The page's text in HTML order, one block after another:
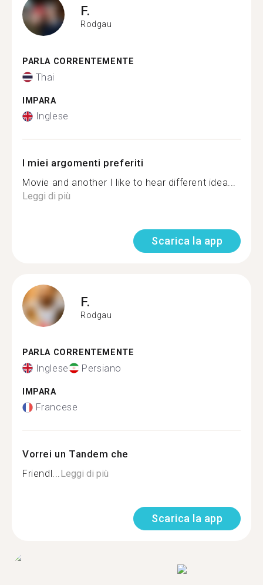
F.
Rodgau
PARLA CORRENTEMENTE
Thai
IMPARA
Inglese
I miei argomenti preferiti
Movie and another I like to hear different idea...
Leggi di più
Scarica la app
F.
Rodgau
PARLA CORRENTEMENTE
Inglese Persiano
IMPARA
Francese
Vorrei un Tandem che
Friendl...Leggi di più
Scarica la app